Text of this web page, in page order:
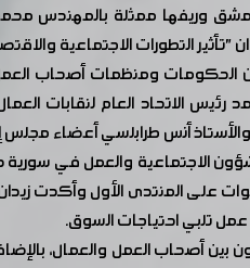
ممثلة بالمهندس محمد
"تأثير التطورات الاجتماعية
ومنظمات أصحاب العمل
رئيس الاتحاد العام
أنس طرابلسي أعضاء مجلس
الاجتماعية والعمل في سورية
على المنتدى الأول وأكدت
تلبي احتياجات السوق.
بين أصحاب العمل والعمال،